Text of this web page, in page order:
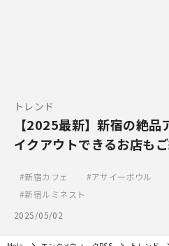
トレンド
【2025最新】新宿の絶
イクアウトできるお店も
新宿カフェ アサイーボウル
新宿ルミネスト
2025/05/02